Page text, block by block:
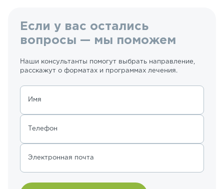
Если у вас остались
вопросы — мы поможем
Наши консультанты помогут выбрать направление,
расскажут о форматах и программах лечения.
Имя
Телефон
Электронная почта